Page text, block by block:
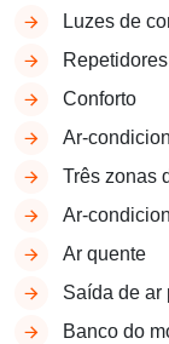
Luzes de
Conforto
Ar-
Três zonas
Ar-
Ar quente
Saída de ar
Banco do